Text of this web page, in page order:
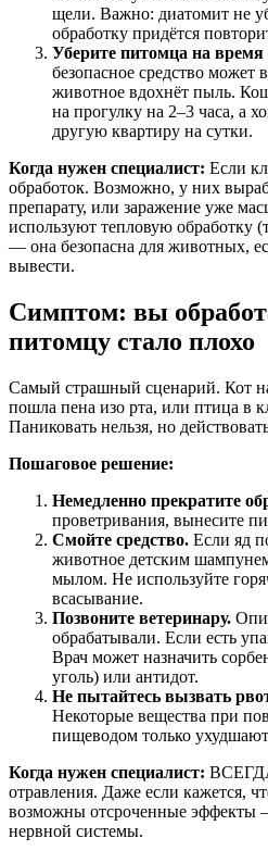
щели. Важно: диатомит не
обработку придётся
Уберите питомца на время
безопасное средство может
животное вдохнёт пыль.
на прогулку на 2–3 часа, а
другую квартиру на сутки.
Когда нужен специалист: Если
обработок. Возможно, у них
препарату, или заражение уже
используют тепловую обработку
— она безопасна для животных,
вывести.
Симптом: вы
питомцу стало плохо
Самый страшный сценарий. Кот
пошла пена изо рта, или птица в
Паниковать нельзя, но
Пошаговое решение:
Немедленно прекратите
проветривания, вынесите
Смойте средство. Если яд
животное детским
мылом. Не используйте
всасывание.
Позвоните ветеринару.
обрабатывали. Если есть
Врач может назначить
уголь) или антидот.
Не пытайтесь вызвать
Некоторые вещества при
пищеводом только
Когда нужен специалист:
отравления. Даже если кажется,
возможны отсроченные эффекты
нервной системы.